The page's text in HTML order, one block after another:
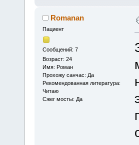
Romanan
Пациент
Сообщений: 7
Возраст: 24
Имя: Роман
Прохожу санчас: Да
Рекомендованная литература:
Читаю
Сжег мосты: Да